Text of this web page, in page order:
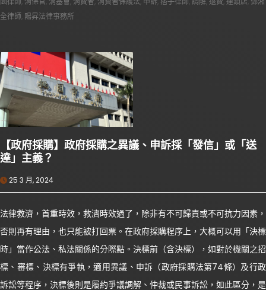
全律師, 陽昇法律事務所
【政府採購】政府採購之異議、申訴採「發信」或「送
達」主義？
25 3 月, 2024
法律救濟，首重時效，救濟時效過了，除非有不可歸責或不可抗力因素，
否則再有理由，也只能被打回票。在政府採購程序上，大概可以用「決標
時」當作公法、私法關係的分際點。決標前（含決標），如對於機關之招
標、審標、決標有爭執，適用異議、申訴（政府採購法第74條）及行政
訴訟等程序，決標後則是履約爭議調解、仲裁或民事訴訟，如此區分，是